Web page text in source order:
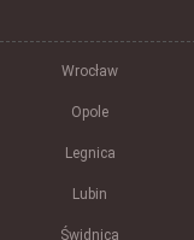
Wrocław
Opole
Legnica
Lubin
Świdnica